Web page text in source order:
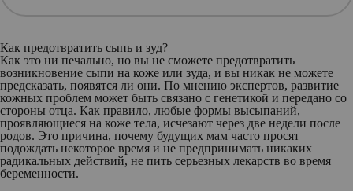
Как предотвратить сыпь и зуд?
Как это ни печально, но вы не сможете предотвратить
возникновение сыпи на коже или зуда, и вы никак не можете
предсказать, появятся ли они. По мнению экспертов, развитие
кожных проблем может быть связано с генетикой и передано со
стороны отца. Как правило, любые формы высыпаний,
проявляющиеся на коже тела, исчезают через две недели после
родов. Это причина, почему будущих мам часто просят
подождать некоторое время и не предпринимать никаких
радикальных действий, не пить серьезных лекарств во время
беременности.